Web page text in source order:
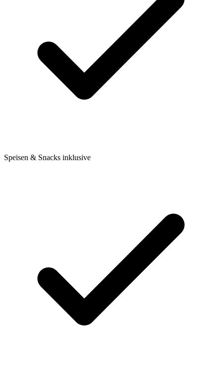
Speisen & Snacks inklusive